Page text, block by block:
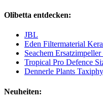
Olibetta entdecken:
JBL
Eden Filtermaterial
Seachem
Tropical Pro Defence
Dennerle Plants
Neuheiten: